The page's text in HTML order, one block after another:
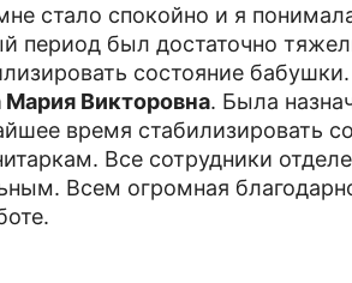
стало спокойно и я
период был достаточно
состояние
Мария Викторовна. Была
время стабилизировать
Все сотрудники
Всем огромная